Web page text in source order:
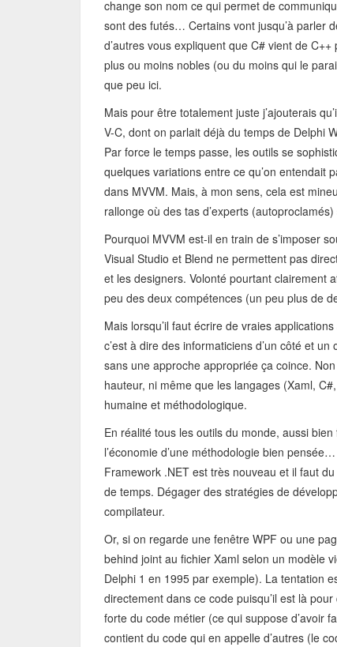
change son nom ce qui permet de
sont des futés… Certains vont jusqu’à parler
d’autres vous expliquent que C# vient de
plus ou moins nobles (ou du moins qui le
que peu ici.
Mais pour être totalement juste j’ajouterais
V-C, dont on parlait déjà du temps de Delphi
Par force le temps passe, les outils se
quelques variations entre ce qu’on entendait
dans MVVM. Mais, à mon sens, cela est
rallonge où des tas d’experts
Pourquoi MVVM est-il en train de s’imposer
Visual Studio et Blend ne permettent pas
et les designers. Volonté pourtant clairement
peu des deux compétences (un peu plus de
Mais lorsqu’il faut écrire de vraies
c’est à dire des informaticiens d’un côté et
sans une approche appropriée ça coince.
hauteur, ni même que les langages (Xaml,
humaine et méthodologique.
En réalité tous les outils du monde, aussi
l’économie d’une méthodologie bien
Framework .NET est très nouveau et il faut
de temps. Dégager des stratégies de
compilateur.
Or, si on regarde une fenêtre WPF ou une
behind joint au fichier Xaml selon un modèle
Delphi 1 en 1995 par exemple). La tentation
directement dans ce code puisqu’il est là
forte du code métier (ce qui suppose d’avoir
contient du code qui en appelle d’autres (le